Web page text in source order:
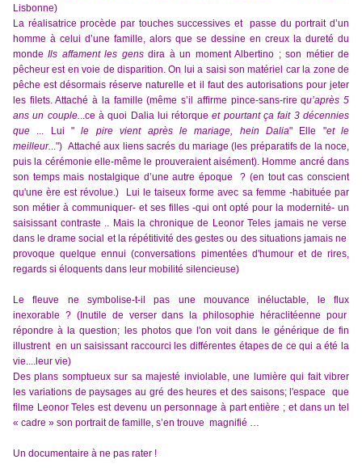
Lisbonne)
La réalisatrice procède par touches successives et passe du portrait d’un
homme à celui d’une famille, alors que se dessine en creux la dureté du
mondeIls affamentles gensdira à un moment Albertino ; son métier de
pêcheur est en voie de disparition. On lui a saisi son matériel car la zone de
pêche est désormais réserve naturelle et il faut des autorisations pour jeter
les filets. Attaché à la famille (même s’il affirme pince-sans-rire qu’après 5
ans un couple...ce à quoi Dalia lui rétorqueet pourtant ça fait 3 décennies
que ... Lui " le pire vient après le mariage, hein Dalia" Elle "et le
meilleur...") Attaché aux liens sacrés du mariage (les préparatifs de la noce,
puis la cérémonie elle-même le prouveraient aisément). Homme ancré dans
son temps mais nostalgique d’une autre époque ? (en tout cas conscient
qu'une ère est révolue.) Lui le taiseux forme avec sa femme -habituée par
son métier à communiquer- et ses filles -qui ont opté pour la modernité- un
saisissant contraste .. Mais la chronique de Leonor Teles jamais ne verse
dans le drame social et la répétitivité des gestes ou des situations jamais ne
provoque quelque ennui (conversations pimentées d'humour et de rires,
regards si éloquents dans leur mobilité silencieuse)
Le fleuve ne symbolise-t-il pas une mouvance inéluctable, le flux
inexorable ? (Inutile de verser dans la philosophie héraclitéenne pour
répondre à la question; les photos que l'on voit dans le générique de fin
illustrent en un saisissant raccourci les différentes étapes de ce qui a été la
vie....leur vie)
Des plans somptueux sur sa majesté inviolable, une lumière qui fait vibrer
les variations de paysages au gré des heures et des saisons; l'espace que
filme Leonor Teles est devenu un personnage à part entière ; et dans un tel
« cadre » son portrait de famille, s’en trouve magnifié …
Un documentaire à ne pas rater !